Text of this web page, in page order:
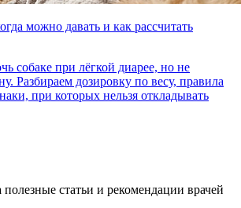
можно давать и как рассчитать
собаке при лёгкой диарее, но не
Разбираем дозировку по весу, правила
при которых нельзя откладывать
статьи и рекомендации врачей